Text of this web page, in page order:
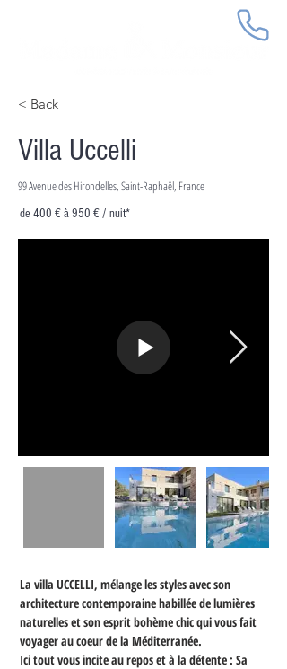
< Back
Villa Uccelli
99 Avenue des Hirondelles, Saint-Raphaël, France
de 400 € à 950 € / nuit*
La villa UCCELLI, mélange les styles avec son
architecture contemporaine habillée de lumières
naturelles et son esprit bohème chic qui vous fait
voyager au coeur de la Méditerranée.
Ici tout vous incite au repos et à la détente : Sa